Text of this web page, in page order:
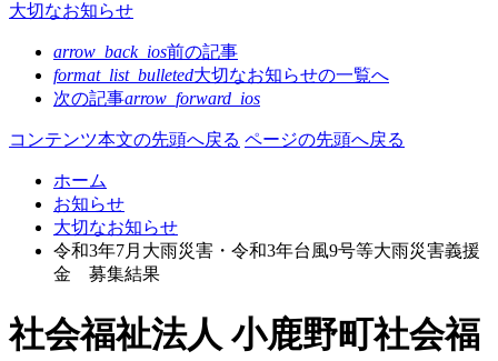
大切なお知らせ
arrow_back_ios前の記事
format_list_bulleted大切なお知らせの一覧へ
次の記事arrow_forward_ios
コンテンツ本文の先頭へ戻る ページの先頭へ戻る
ホーム
お知らせ
大切なお知らせ
令和3年7月大雨災害・令和3年台風9号等大雨災害義援
金 募集結果
社会福祉法人 小鹿野町社会福